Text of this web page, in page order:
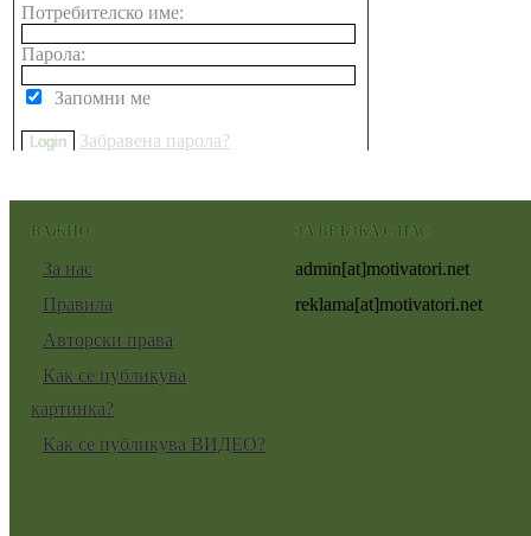
Потребителско име:
Парола:
Запомни ме
Забравена парола?
ВАЖНО:
За нас
Правила
Авторски права
Как се публикува
картинка?
Как се публикува ВИДЕО?
ЗА ВРЪЗКА С НАС:
admin[at]motivatori.net
reklama[at]motivatori.net